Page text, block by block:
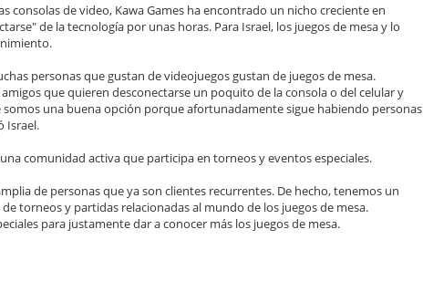
consolas de video, Kawa Games ha encontrado un nicho creciente en
de la tecnología por unas horas. Para Israel, los juegos de mesa y lo
personas que gustan de videojuegos gustan de juegos de mesa.
que quieren desconectarse un poquito de la consola o del celular y
una buena opción porque afortunadamente sigue habiendo personas
Israel.
comunidad activa que participa en torneos y eventos especiales.
de personas que ya son clientes recurrentes. De hecho, tenemos un
torneos y partidas relacionadas al mundo de los juegos de mesa.
para justamente dar a conocer más los juegos de mesa.